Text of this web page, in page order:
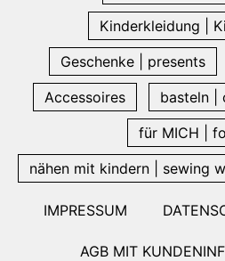
Kinderkleidung |
Geschenke | presents
Accessoires
basteln |
für MICH |
nähen mit kindern | sewing
IMPRESSUM
AGB MIT